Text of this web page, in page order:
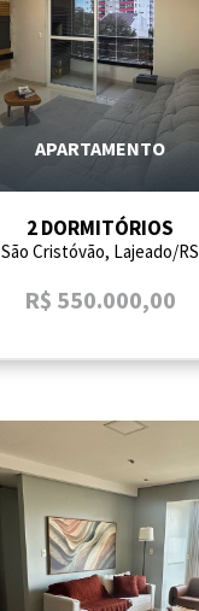
APARTAMENTO
2 DORMITÓRIOS
São Cristóvão, Lajeado/RS
R$ 550.000,00